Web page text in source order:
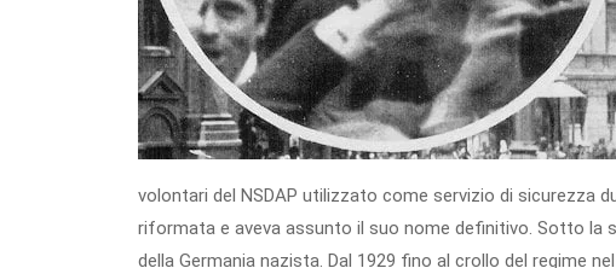
volontari del NSDAP utilizzato come servizio di sicurezza
riformata e aveva assunto il suo nome definitivo. Sotto la
della Germania nazista. Dal 1929 fino al crollo del regime